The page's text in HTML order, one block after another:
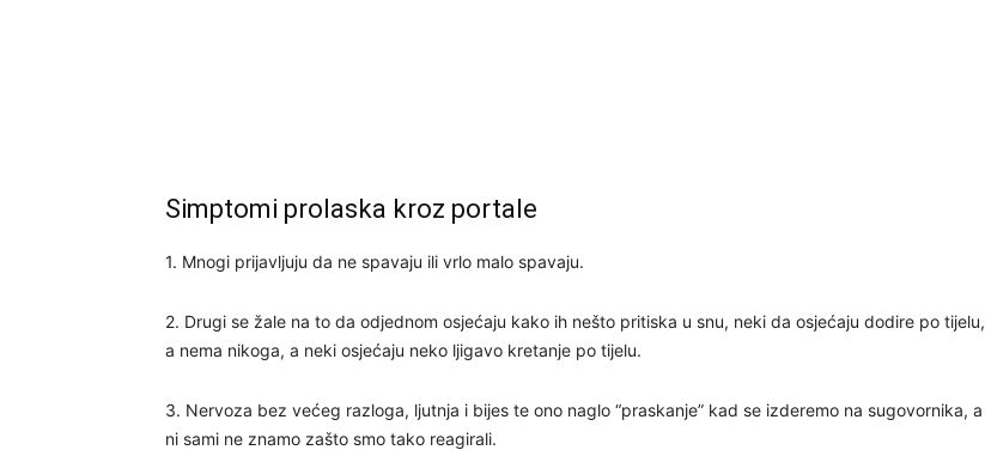
Simptomi prolaska kroz portale
1. Mnogi prijavljuju da ne spavaju ili vrlo malo spavaju.
2. Drugi se žale na to da odjednom osjećaju kako ih nešto pritiska u snu, neki da osjećaju dodire po tijelu,
a nema nikoga, a neki osjećaju neko ljigavo kretanje po tijelu.
3. Nervoza bez većeg razloga, ljutnja i bijes te ono naglo “praskanje” kad se izderemo na sugovornika, a
ni sami ne znamo zašto smo tako reagirali.